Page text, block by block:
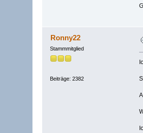
Ronny22
Stammmitglied
Beiträge: 2382